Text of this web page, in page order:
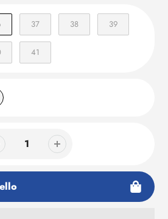
37 38 39
41